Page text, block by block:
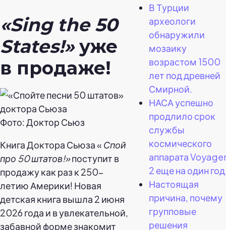
«Sing the 50
States!»уже
в продаже!
Фото: Доктор Сьюз
Книга Доктора Сьюза « Спой
про 50 штатов!»поступит в
продажу как раз к 250-
летию Америки! Новая
детская книга вышла 2 июня
2026 года и в увлекательной,
забавной форме знакомит
В Турции
археологи
обнаружили
мозаику
возрастом 1500
лет под древней
Смирной.
НАСА успешно
продлило срок
службы
космического
аппарата Voyager
2 еще на один
Настоящая
причина, почему
групповые
решения